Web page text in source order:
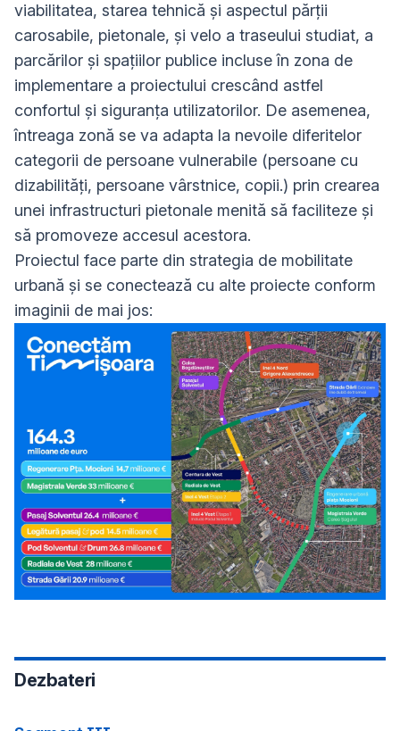
viabilitatea, starea tehnică și aspectul părții
carosabile, pietonale, și velo a traseului studiat, a
parcărilor și spațiilor publice incluse în zona de
implementare a proiectului crescând astfel
confortul și siguranța utilizatorilor. De asemenea,
întreaga zonă se va adapta la nevoile diferitelor
categorii de persoane vulnerabile (persoane cu
dizabilități, persoane vârstnice, copii.) prin crearea
unei infrastructuri pietonale menită să faciliteze și
să promoveze accesul acestora.
Proiectul face parte din strategia de mobilitate
urbană și se conectează cu alte proiecte conform
imaginii de mai jos:
Dezbateri